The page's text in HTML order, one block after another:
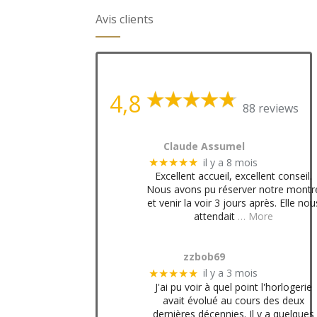
Avis clients
4,8 88 reviews
Claude Assumel
★★★★★ il y a 8 mois
Excellent accueil, excellent conseil.
Nous avons pu réserver notre
et venir la voir 3 jours après. Elle
attendait … More
zzbob69
★★★★★ il y a 3 mois
J'ai pu voir à quel point l'horlogerie
avait évolué au cours des deux
dernières décennies. Il y a quelques